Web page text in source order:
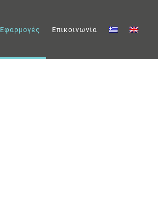
Εφαρμογές Επικοινωνία